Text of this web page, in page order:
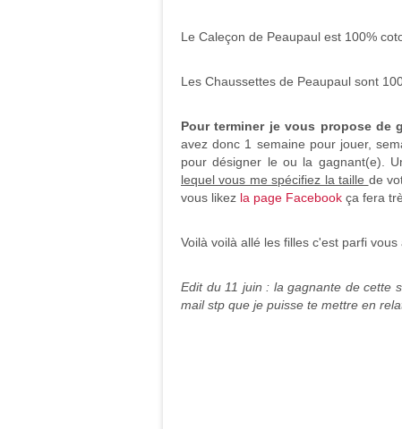
Le Caleçon de Peaupaul est 100%
Les Chaussettes de Peaupaul sont
Pour terminer je vous propose de
avez donc 1 semaine pour jouer,
pour désigner le ou la gagnant(e).
lequel vous me spécifiez la taille de
vous likez la page Facebook ça fera
Voilà voilà allé les filles c'est parfi
Edit du 11 juin : la gagnante de cette
mail stp que je puisse te mettre en